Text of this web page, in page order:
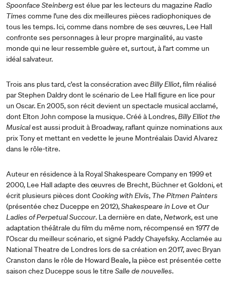
Spoonface Steinbergest élue par les lecteurs du magazine Radio
Times comme l’une des dix meilleures pièces radiophoniques de
tous les temps. Ici, comme dans nombre de ses œuvres, Lee Hall
confronte ses personnages à leur propre marginalité, au vaste
monde qui ne leur ressemble guère et, surtout, à l’art comme un
idéal salvateur.
Trois ans plus tard, c’est la consécration avecBilly Elliot, film réalisé
par Stephen Daldry dont le scénario de Lee Hall figure en lice pour
un Oscar. En 2005, son récit devient un spectacle musical acclamé,
dont Elton John compose la musique. Créé à Londres,Billy Elliot the
Musicalest aussi produit à Broadway, raflant quinze nominations aux
prix Tony et mettant en vedette le jeune Montréalais David Alvarez
dans le rôle-titre.
Auteur en résidence à la Royal Shakespeare Company en 1999 et
2000, Lee Hall adapte des œuvres de Brecht, Büchner et Goldoni, et
écrit plusieurs pièces dontCooking with Elvis, The Pitmen Painters
(présentée chez Duceppe en 2012),Shakespeare in Love etOur
Ladies of Perpetual Succour. La dernière en date,Network, est une
adaptation théâtrale du film du même nom, récompensé en 1977 de
l’Oscar du meilleur scénario, et signé Paddy Chayefsky. Acclamée au
National Theatre de Londres lors de sa création en 2017, avec Bryan
Cranston dans le rôle de Howard Beale, la pièce est présentée cette
saison chez Duceppe sous le titre Salle de nouvelles.